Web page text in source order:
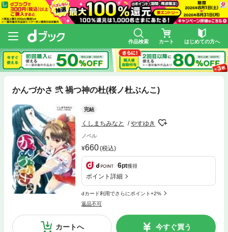
作品検索 カート はじめての方へ
かんづかさ 弐 禍つ神の杜(桜ノ杜ぶんこ)
完結
くしまちみなと やすゆき
ノベル
660(税込)
6pt獲得
ポイント詳細
dカード利用でさらにポイント+2%
返品不可
カートへ 今すぐ買う